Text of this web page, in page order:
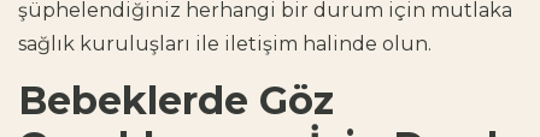
şüphelendiğiniz herhangi bir durum için mutlaka
sağlık kuruluşları ile iletişim halinde olun.
Bebeklerde Göz